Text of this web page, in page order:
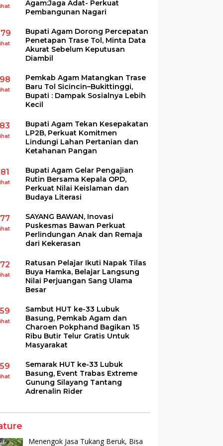
Agam:Jaga Adat- Perkuat
Pembangunan Nagari
Bupati Agam Dorong Percepatan
Penetapan Trase Tol, Minta Data
Akurat Sebelum Keputusan
Diambil
Pemkab Agam Matangkan Trase
Baru Tol Sicincin–Bukittinggi,
Bupati : Dampak Sosialnya Lebih
Kecil
Bupati Agam Tekan Kesepakatan
LP2B, Perkuat Komitmen
Lindungi Lahan Pertanian dan
Ketahanan Pangan
Bupati Agam Gelar Pengajian
Rutin Bersama Kepala OPD,
Perkuat Nilai Keislaman dan
Budaya Literasi
SAYANG BAWAN, Inovasi
Puskesmas Bawan Perkuat
Perlindungan Anak dan Remaja
dari Kekerasan
Ratusan Pelajar Ikuti Napak Tilas
Buya Hamka, Belajar Langsung
Nilai Perjuangan Sang Ulama
Besar
Sambut HUT ke-33 Lubuk
Basung, Pemkab Agam dan
Charoen Pokphand Bagikan 15
Ribu Butir Telur Gratis Untuk
Masyarakat
Semarak HUT ke-33 Lubuk
Basung, Event Trabas Extreme
Gunung Silayang Tantang
Adrenalin Rider
Menengok Jasa Tukang Beruk, Bisa